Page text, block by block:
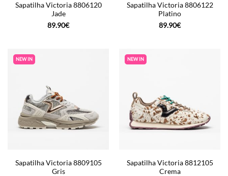
Sapatilha Victoria 8806120
Jade
89.90€
Sapatilha Victoria 8806122
Platino
89.90€
NEW IN
Sapatilha Victoria 8809105
Gris
NEW IN
Sapatilha Victoria 8812105
Crema